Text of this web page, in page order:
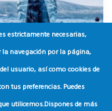
estrictamente necesarias,
navegación por la página,
usuario, así como cookies de
tus preferencias. Puedes
utilicemos.Dispones de más